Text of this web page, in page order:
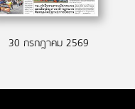
30 กรกฎาคม 2569